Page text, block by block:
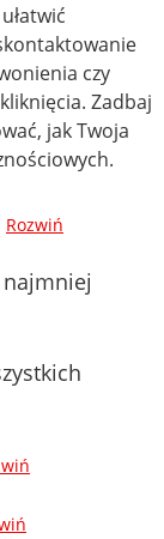
czy
Zadbaj
jak Twoja
Rozwiń